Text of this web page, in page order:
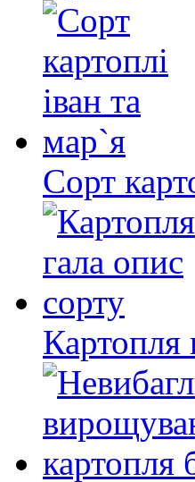
Сорт
Картопля